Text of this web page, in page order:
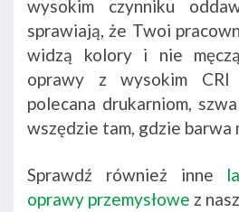
wysokim czynniku
sprawiają, że Twoi
widzą kolory i nie
oprawy z wysokim CRI
polecana drukarniom,
wszędzie tam, gdzie barwa
Sprawdź również inne
oprawy przemysłowe z